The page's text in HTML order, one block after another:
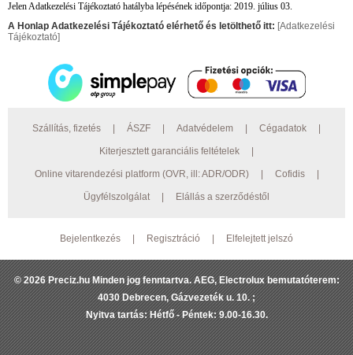
Jelen Adatkezelési Tájékoztató hatályba lépésének időpontja: 2019. július 03.
A Honlap Adatkezelési Tájékoztató elérhető és letölthető itt: [Adatkezelési
Tájékoztató]
Szállítás, fizetés ÁSZF Adatvédelem Cégadatok
Kiterjesztett garanciális feltételek
Online vitarendezési platform (OVR, ill: ADR/ODR) Cofidis
Ügyfélszolgálat Elállás a szerződéstől
Bejelentkezés Regisztráció Elfelejtett jelszó
© 2026 Preciz.hu Minden jog fenntartva. AEG, Electrolux bemutatóterem:
4030 Debrecen, Gázvezeték u. 10. ;
Nyitva tartás: Hétfő - Péntek: 9.00-16.30.